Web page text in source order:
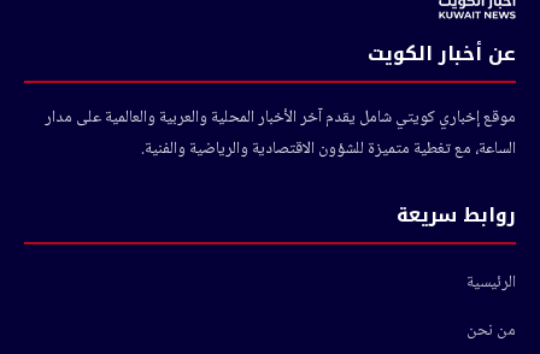
عن أخبار الكويت
موقع إخباري كويتي شامل يقدم آخر الأخبار المحلية والعربية والعالمية على مدار
الساعة، مع تغطية متميزة للشؤون الاقتصادية والرياضية والفنية.
روابط سريعة
الرئيسية
من نحن